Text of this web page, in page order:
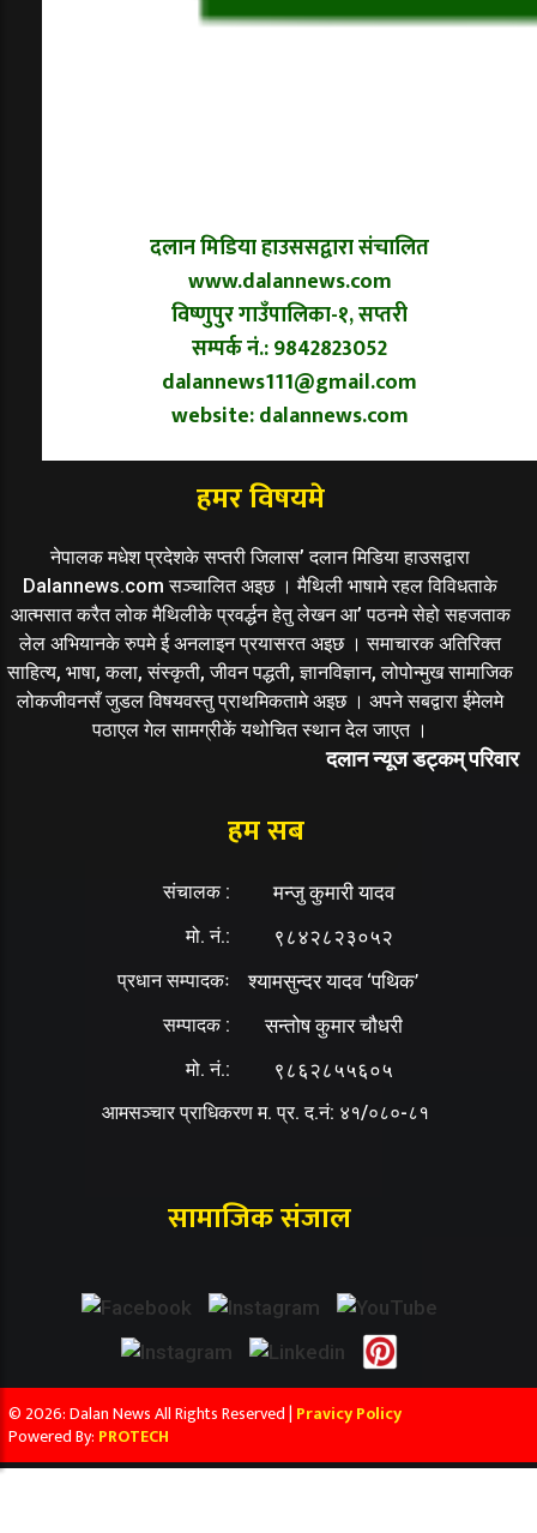
दलान मिडिया हाउससद्वारा संचालित
www.dalannews.com
विष्णुपुर गाउँपालिका-१, सप्तरी
सम्पर्क नं.: 9842823052
dalannews111@gmail.com
website: dalannews.com
हमर विषयमे
नेपालक मधेश प्रदेशके सप्तरी जिलास’ दलान मिडिया हाउसद्वारा
Dalannews.com सञ्चालित अइछ । मैथिली भाषामे रहल विविधताके
आत्मसात करैत लोक मैथिलीके प्रवर्द्धन हेतु लेखन आ’ पठनमे सेहो सहजताक
लेल अभियानके रुपमे ई अनलाइन प्रयासरत अइछ । समाचारक अतिरिक्त
साहित्य, भाषा, कला, संस्कृती, जीवन पद्धती, ज्ञानविज्ञान, लोपोन्मुख सामाजिक
लोकजीवनसँ जुडल विषयवस्तु प्राथमिकतामे अइछ । अपने सबद्वारा ईमेलमे
पठाएल गेल सामग्रीकें यथोचित स्थान देल जाएत ।
दलान न्यूज डट्कम् परिवार
हम सब
संचालक : मन्जु कुमारी यादव
मो. नं.: ९८४२८२३०५२
प्रधान सम्पादकः श्यामसुन्दर यादव ‘पथिक’
सम्पादक : सन्तोष कुमार चौधरी
मो. नं.: ९८६२८५५६०५
आमसञ्चार प्राधिकरण म. प्र. द.नं: ४१/०८०-८१
सामाजिक संजाल
© 2026: Dalan News All Rights Reserved | Pravicy Policy
Powered By: PROTECH